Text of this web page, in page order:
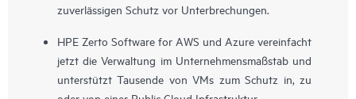
zuverlässigen Schutz vor Unterbrechungen.
HPE Zerto Software for AWS und Azure vereinfacht
jetzt die Verwaltung im Unternehmensmaßstab und
unterstützt Tausende von VMs zum Schutz in, zu